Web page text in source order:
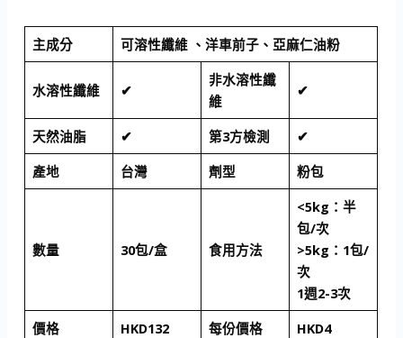
主成分 可溶性纖維 、洋車前子、亞麻仁油粉
水溶性纖維 ✔
非水溶性纖
維
✔
天然油脂 ✔ 第3方檢測
✔
產地
台灣 劑型 粉包
數量 30包/盒 食用方法
<5kg：半
包/次
>5kg：1包/
次
1週2-3次
價格
HKD132 每份價格 HKD4